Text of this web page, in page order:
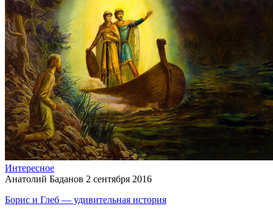
Интересное
Анатолий Баданов 2 сентября 2016
Борис и Глеб — удивительная история